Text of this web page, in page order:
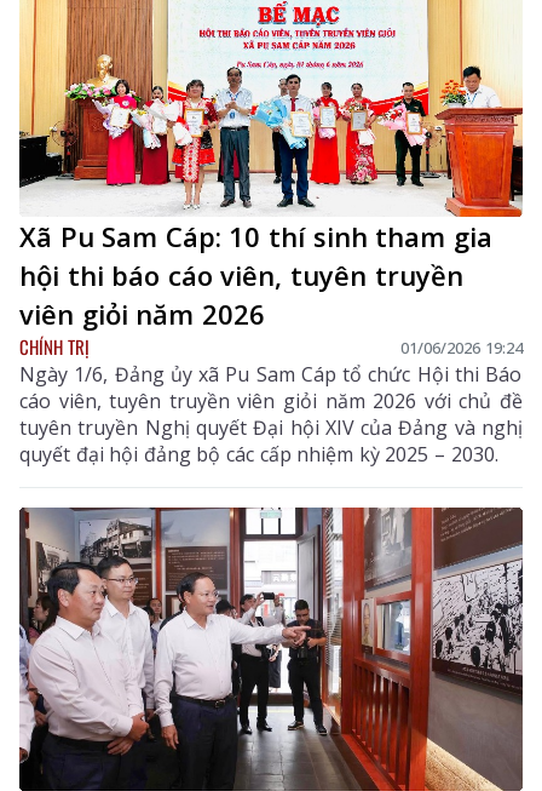
Xã Pu Sam Cáp: 10 thí sinh tham gia
hội thi báo cáo viên, tuyên truyền
viên giỏi năm 2026
CHÍNH TRỊ 01/06/2026 19:24
Ngày 1/6, Đảng ủy xã Pu Sam Cáp tổ chức Hội thi Báo
cáo viên, tuyên truyền viên giỏi năm 2026 với chủ đề
tuyên truyền Nghị quyết Đại hội XIV của Đảng và nghị
quyết đại hội đảng bộ các cấp nhiệm kỳ 2025 – 2030.